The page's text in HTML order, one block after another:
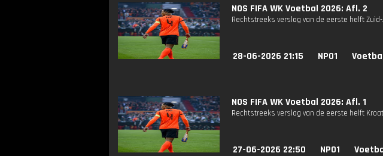
NOS FIFA WK Voetbal 2026: Afl. 2
Rechtstreeks verslag van de eerste helft
28-06-2026 21:15 NPO1
NOS FIFA WK Voetbal 2026: Afl. 1
Rechtstreeks verslag van de eerste helft
27-06-2026 22:50 NPO1